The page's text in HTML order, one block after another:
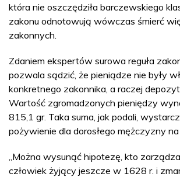
która nie oszczędziła barczewskiego
zakonu odnotowują wówczas śmierć
zakonnych.
Zdaniem ekspertów surowa reguła
pozwala sądzić, że pieniądze nie były
konkretnego zakonnika, a raczej
Wartość zgromadzonych pieniędzy
815,1 gr. Taka suma, jak podali,
pożywienie dla dorosłego mężczyzny
„Można wysunąć hipotezę, kto
człowiek żyjący jeszcze w 1628 r. i